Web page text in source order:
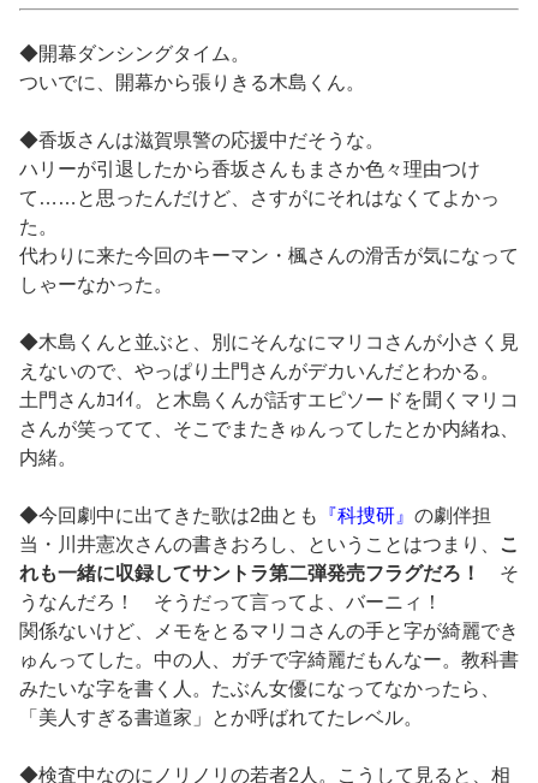
◆開幕ダンシングタイム。
ついでに、開幕から張りきる木島くん。
◆香坂さんは滋賀県警の応援中だそうな。
ハリーが引退したから香坂さんもまさか色々理由つけ
て……と思ったんだけど、さすがにそれはなくてよかっ
た。
代わりに来た今回のキーマン・楓さんの滑舌が気になって
しゃーなかった。
◆木島くんと並ぶと、別にそんなにマリコさんが小さく見
えないので、やっぱり土門さんがデカいんだとわかる。
土門さんｶｺｲｲ。と木島くんが話すエピソードを聞くマリコ
さんが笑ってて、そこでまたきゅんってしたとか内緒ね、
内緒。
◆今回劇中に出てきた歌は2曲とも 『科捜研』 の劇伴担
当・川井憲次さんの書きおろし、ということはつまり、
こ
れも一緒に収録してサントラ第二弾発売フラグだろ！
そ
うなんだろ！ そうだって言ってよ、バーニィ！
関係ないけど、メモをとるマリコさんの手と字が綺麗でき
ゅんってした。中の人、ガチで字綺麗だもんなー。教科書
みたいな字を書く人。たぶん女優になってなかったら、
「美人すぎる書道家」とか呼ばれてたレベル。
◆検査中なのにノリノリの若者2人。こうして見ると、相